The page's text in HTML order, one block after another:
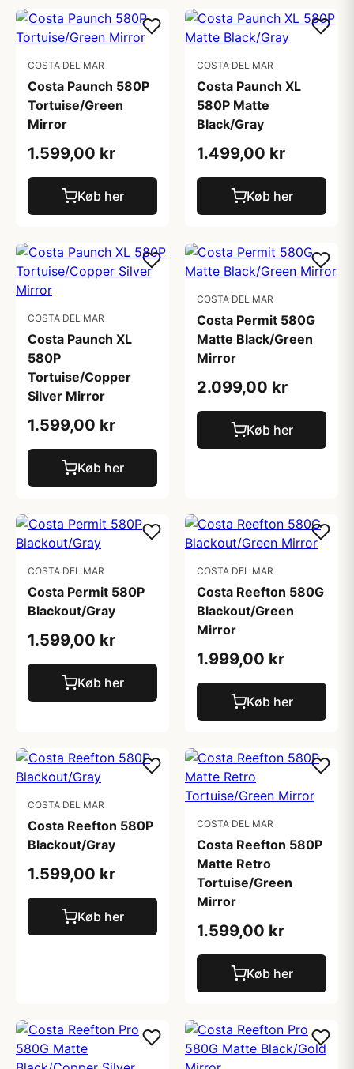
COSTA DEL MAR
Costa Paunch 580P
Tortuise/Green
Mirror
1.599,00 kr
Køb her
COSTA DEL MAR
Costa Paunch XL
580P Matte
Black/Gray
1.499,00 kr
Køb her
COSTA DEL MAR
Costa Paunch XL
580P
Tortuise/Copper
Silver Mirror
1.599,00 kr
Køb her
COSTA DEL MAR
Costa Permit 580G
Matte Black/Green
Mirror
2.099,00 kr
Køb her
COSTA DEL MAR
Costa Permit 580P
Blackout/Gray
1.599,00 kr
Køb her
COSTA DEL MAR
Costa Reefton 580G
Blackout/Green
Mirror
1.999,00 kr
Køb her
COSTA DEL MAR
Costa Reefton 580P
Blackout/Gray
1.599,00 kr
Køb her
COSTA DEL MAR
Costa Reefton 580P
Matte Retro
Tortuise/Green
Mirror
1.599,00 kr
Køb her